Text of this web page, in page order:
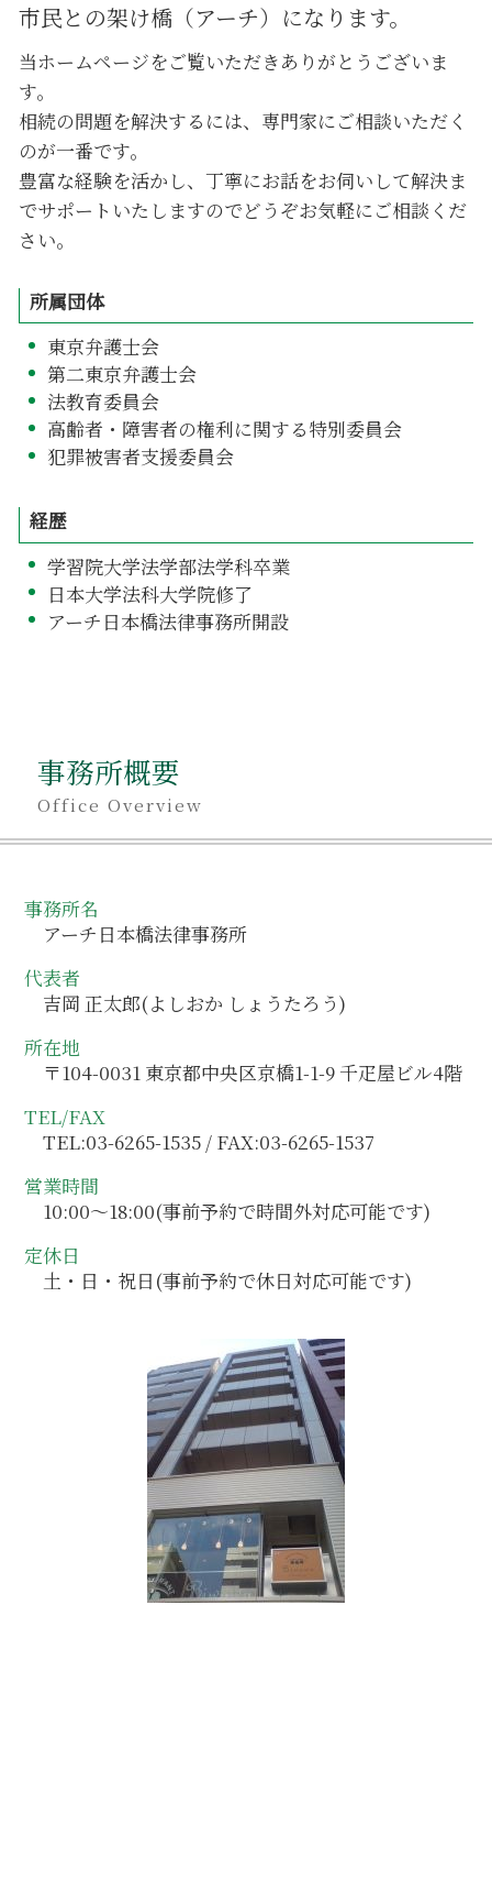
市民との架け橋（アーチ）になります。
当ホームページをご覧いただきありがとうございま
す。
相続の問題を解決するには、専門家にご相談いただく
のが一番です。
豊富な経験を活かし、丁寧にお話をお伺いして解決ま
でサポートいたしますのでどうぞお気軽にご相談くだ
さい。
所属団体
東京弁護士会
第二東京弁護士会
法教育委員会
高齢者・障害者の権利に関する特別委員会
犯罪被害者支援委員会
経歴
学習院大学法学部法学科卒業
日本大学法科大学院修了
アーチ日本橋法律事務所開設
事務所概要
Office Overview
事務所名
アーチ日本橋法律事務所
代表者
吉岡 正太郎(よしおか しょうたろう)
所在地
〒104-0031 東京都中央区京橋1-1-9 千疋屋ビル4階
TEL/FAX
TEL:03-6265-1535 / FAX:03-6265-1537
営業時間
10:00～18:00(事前予約で時間外対応可能です)
定休日
土・日・祝日(事前予約で休日対応可能です)